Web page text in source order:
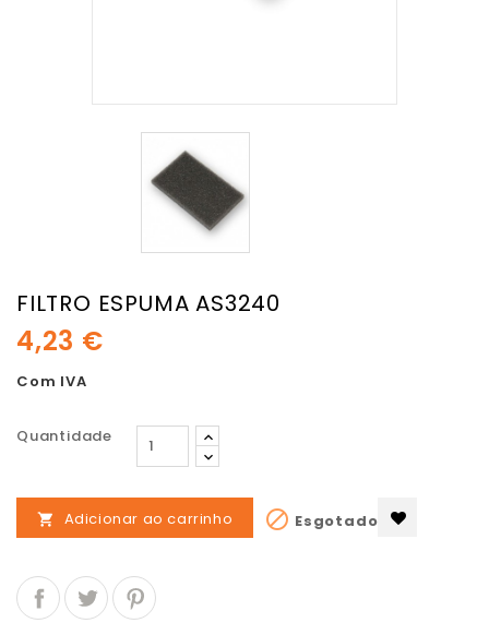
FILTRO ESPUMA AS3240
4,23 €
Com IVA
Quantidade
 Adicionar ao carrinho  Esgotado